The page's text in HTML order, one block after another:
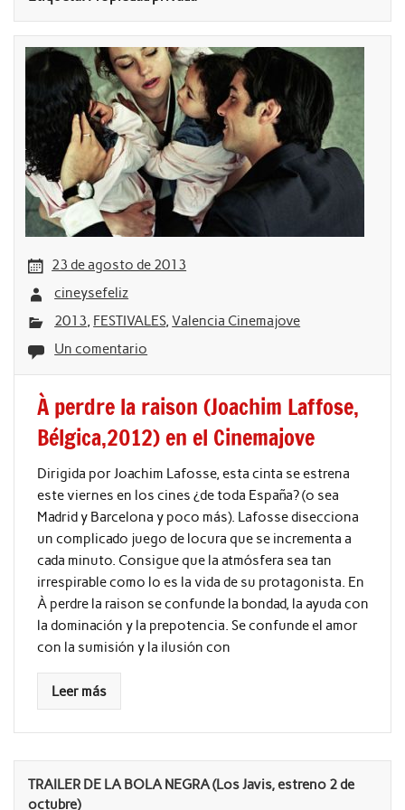
23 de agosto de 2013
cineysefeliz
2013, FESTIVALES,Valencia Cinemajove
Un comentario
À perdre la raison (Joachim Laffose,
Bélgica,2012) en el Cinemajove
Dirigida por Joachim Lafosse, esta cinta se estrena
este viernes en los cines ¿de toda España? (o sea
Madrid y Barcelona y poco más). Lafosse disecciona
un complicado juego de locura que se incrementa a
cada minuto. Consigue que la atmósfera sea tan
irrespirable como lo es la vida de su protagonista. En
À perdre la raison se confunde la bondad, la ayuda con
la dominación y la prepotencia. Se confunde el amor
con la sumisión y la ilusión con
Leer más
TRAILER DE LA BOLA NEGRA (Los Javis, estreno 2 de
octubre)